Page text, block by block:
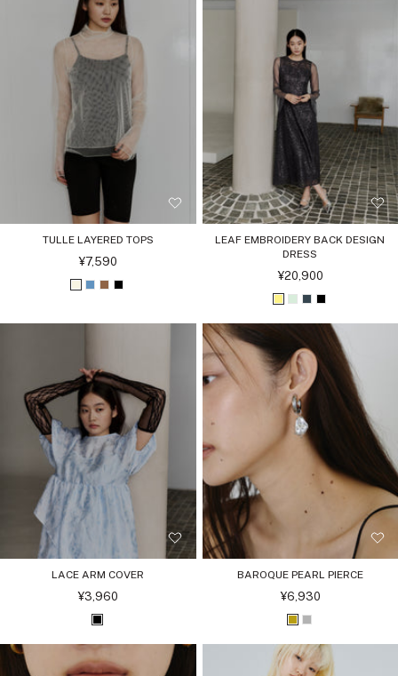
ジ
ュ
ーウ
ン
ッ
ク
ュ
TULLE LAYERED TOPS
セ
ル
¥7,590
ア
ー
ブブブ
LEAF EMBROIDERY BACK DESIGN
DRESS
セ
ル
格
¥20,900
イ
エ
ー
ミ
ン
ト
チ
ャ
コ
ー
ル
ブ
ラ
ク
LACE ARM COVER
セ
格
¥3,960
ブ
ラ
ッ
BAROQUE PEARL PIERCE
セ
ル
価
格
¥6,930
ゴ
ー
ル
シ
ル
バ